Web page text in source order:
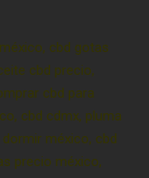
cbd gotas
cbd precio,
cbd para
cbd cdmx, pluma
méxico, cbd
precio méxico,